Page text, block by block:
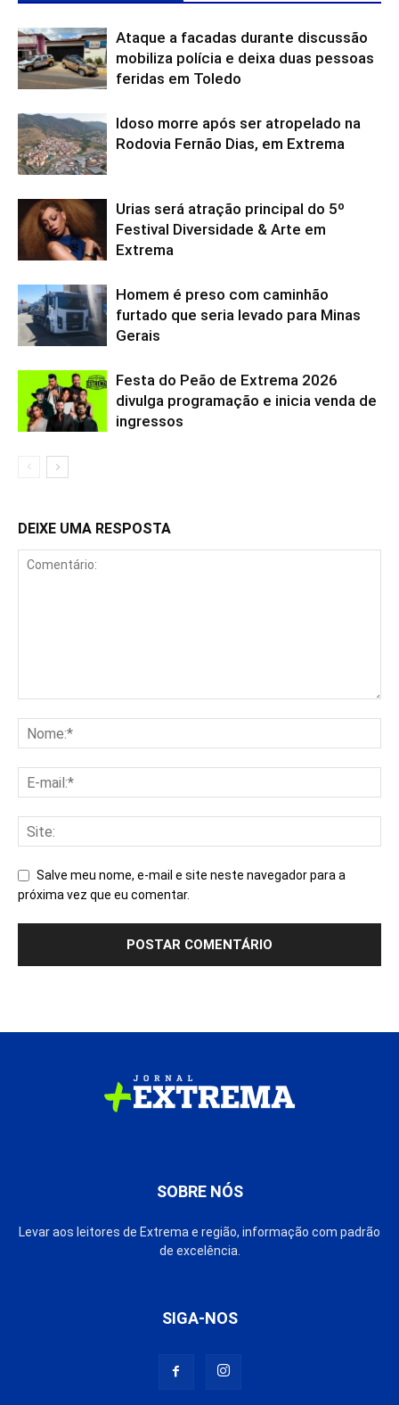
Ataque a facadas durante discussão
mobiliza polícia e deixa duas pessoas
feridas em Toledo
Idoso morre após ser atropelado na
Rodovia Fernão Dias, em Extrema
Urias será atração principal do 5º
Festival Diversidade & Arte em
Extrema
Homem é preso com caminhão
furtado que seria levado para Minas
Gerais
Festa do Peão de Extrema 2026
divulga programação e inicia venda de
ingressos
DEIXE UMA RESPOSTA
Salve meu nome, e-mail e site neste navegador para a
próxima vez que eu comentar.
SOBRE NÓS
Levar aos leitores de Extrema e região, informação com padrão
de excelência.
SIGA-NOS